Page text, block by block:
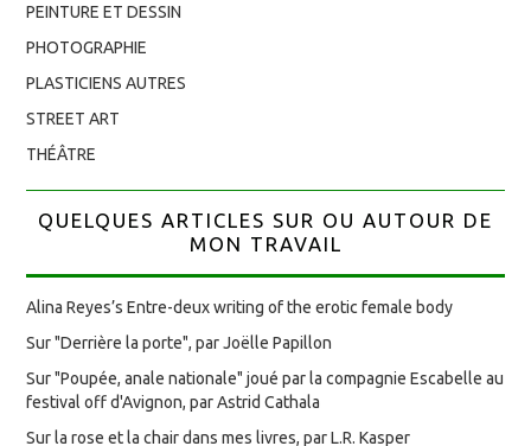
PEINTURE ET DESSIN
PHOTOGRAPHIE
PLASTICIENS AUTRES
STREET ART
THÉÂTRE
QUELQUES ARTICLES SUR OU AUTOUR DE
MON TRAVAIL
Alina Reyes’s Entre-deux writing of the erotic female body
Sur "Derrière la porte", par Joëlle Papillon
Sur "Poupée, anale nationale" joué par la compagnie Escabelle au
festival off d'Avignon, par Astrid Cathala
Sur la rose et la chair dans mes livres, par L.R. Kasper